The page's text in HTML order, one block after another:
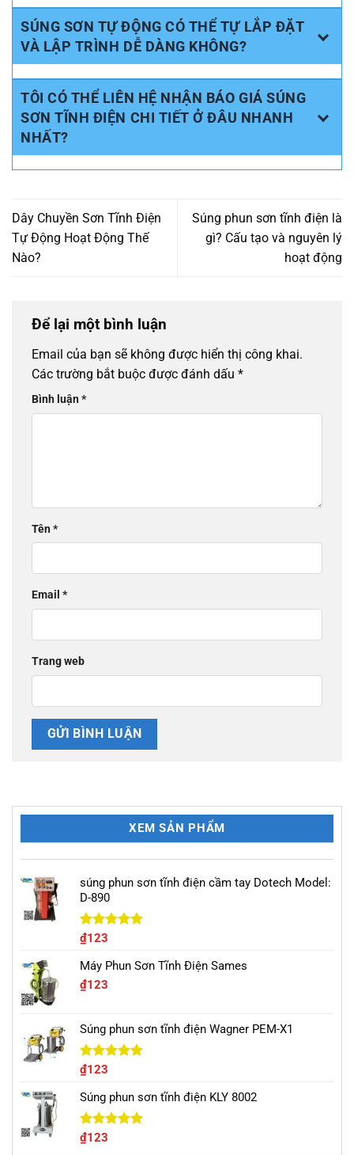
SÚNG SƠN TỰ ĐỘNG CÓ THỂ TỰ LẮP ĐẶT
VÀ LẬP TRÌNH DỄ DÀNG KHÔNG?
TÔI CÓ THỂ LIÊN HỆ NHẬN BÁO GIÁ SÚNG
SƠN TĨNH ĐIỆN CHI TIẾT Ở ĐÂU NHANH
NHẤT?
Dây Chuyền Sơn Tĩnh Điện
Tự Động Hoạt Động Thế
Nào?
Súng phun sơn tĩnh điện là
gì? Cấu tạo và nguyên lý
hoạt động
Để lại một bình luận
Email của bạn sẽ không được hiển thị công khai.
Các trường bắt buộc được đánh dấu *
Bình luận*
Tên*
Email *
Trang web
XEM SẢN PHẨM
súng phun sơn tĩnh điện cầm tay Dotech Model:
D-890
Được xếp
5 sao
₫123
Máy Phun Sơn Tĩnh Điện Sames
₫123
Súng phun sơn tĩnh điện Wagner PEM-X1
Được xếp
5 sao
₫123
Súng phun sơn tĩnh điện KLY 8002
Được xếp
₫123